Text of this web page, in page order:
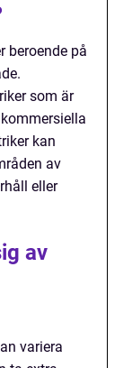
beroende på
som är
kan
av
eller
av
variera